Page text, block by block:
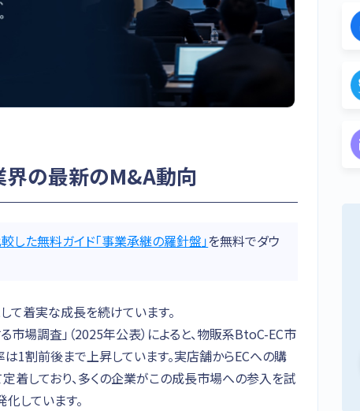
界の最新のM&A動向
た無料ガイド「事業承継の羅針盤」を無料でダウ
て着実な成長を続けています。
場調査」（2025年公表）によると、物販系BtoC-EC市
1割前後まで上昇しています。実店舗からECへの購
着しており、多くの企業がこの成長市場への参入を試
化しています。